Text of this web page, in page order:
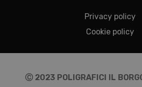
Privacy policy
Cookie policy
Ⓒ 2023 POLIGRAFICI IL